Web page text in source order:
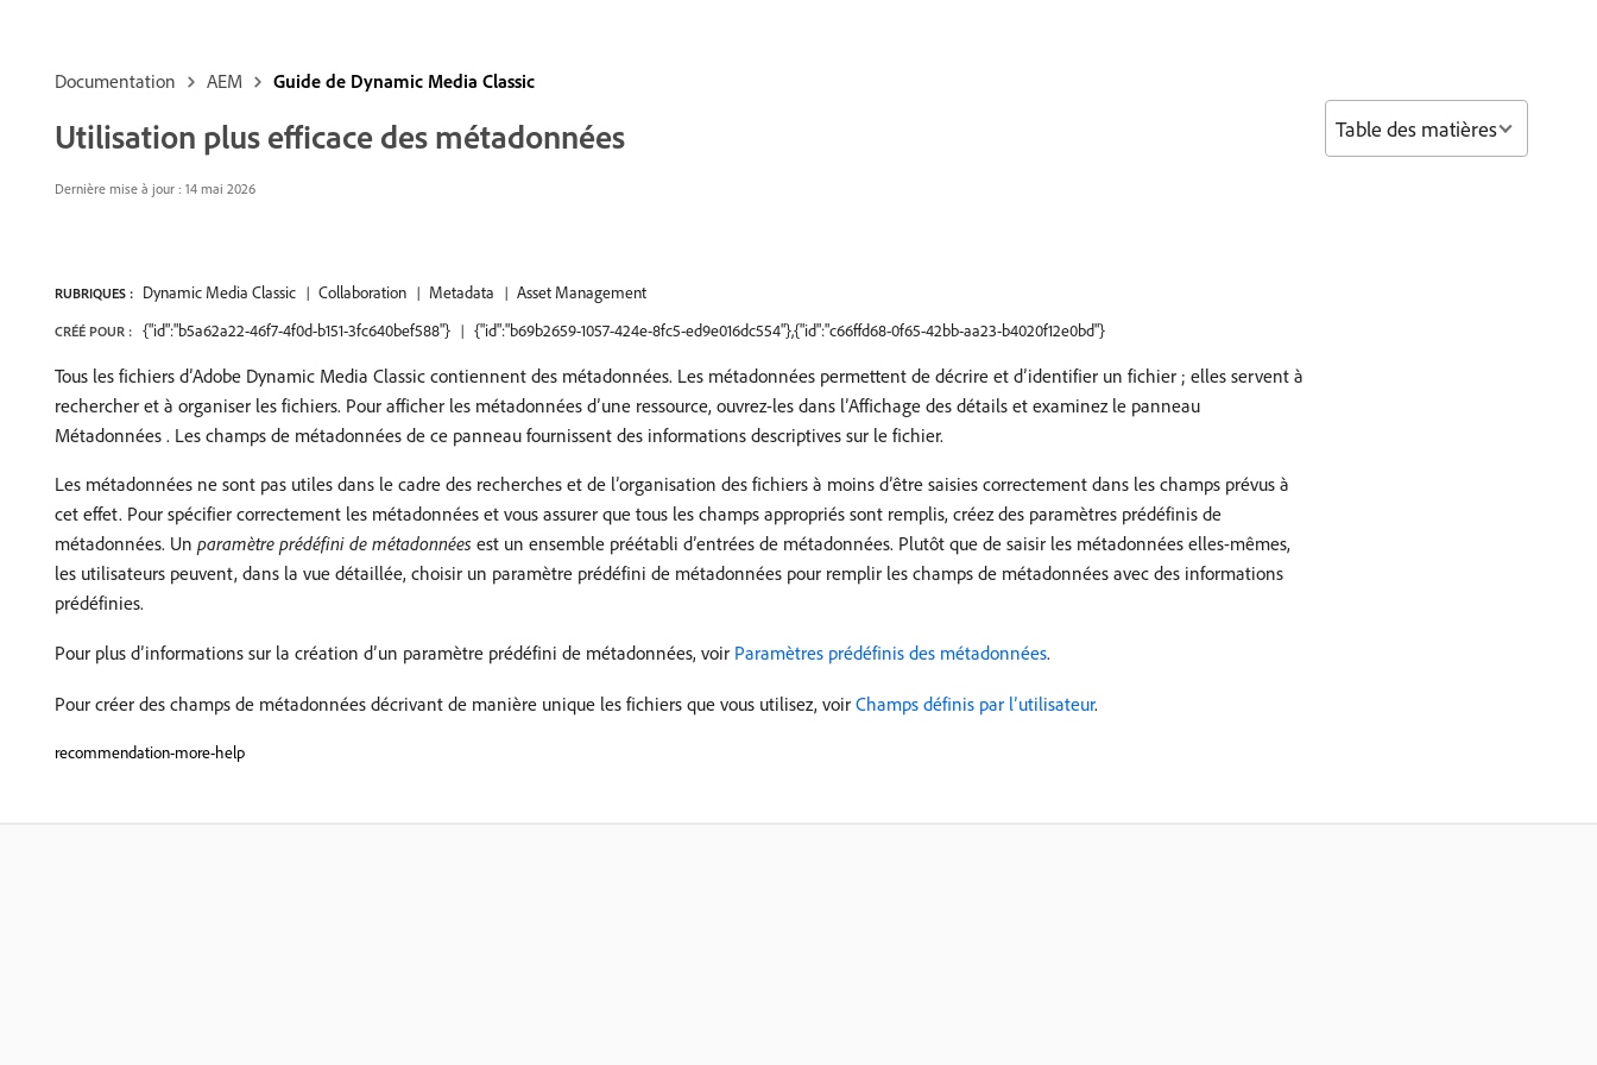
Documentation AEM Guide de Dynamic Media Classic
Utilisation plus efficace des métadonnées
Dernière mise à jour : 14 mai 2026
RUBRIQUES : Dynamic Media Classic Collaboration Metadata Asset Management
CRÉÉ POUR : {"id":"b5a62a22-46f7-4f0d-b151-3fc640bef588"} {"id":"b69b2659-1057-424e-8fc5-ed9e016dc554"},{"id":"c66ffd68-0f65-42bb-aa23-b4020f12e0bd"}
Tous les fichiers d’Adobe Dynamic Media Classic contiennent des métadonnées. Les métadonnées permettent de décrire et d’identifier un fichier ; elles servent à
rechercher et à organiser les fichiers. Pour afficher les métadonnées d’une ressource, ouvrez-les dans l’Affichage des détails et examinez le panneau
Métadonnées . Les champs de métadonnées de ce panneau fournissent des informations descriptives sur le fichier.
Les métadonnées ne sont pas utiles dans le cadre des recherches et de l’organisation des fichiers à moins d’être saisies correctement dans les champs prévus à
cet effet. Pour spécifier correctement les métadonnées et vous assurer que tous les champs appropriés sont remplis, créez des paramètres prédéfinis de
métadonnées. Un paramètre prédéfini de métadonnées est un ensemble préétabli d’entrées de métadonnées. Plutôt que de saisir les métadonnées elles-mêmes,
les utilisateurs peuvent, dans la vue détaillée, choisir un paramètre prédéfini de métadonnées pour remplir les champs de métadonnées avec des informations
prédéfinies.
Pour plus d’informations sur la création d’un paramètre prédéfini de métadonnées, voir Paramètres prédéfinis des métadonnées.
Pour créer des champs de métadonnées décrivant de manière unique les fichiers que vous utilisez, voir Champs définis par l’utilisateur.
recommendation-more-help
Table des matières